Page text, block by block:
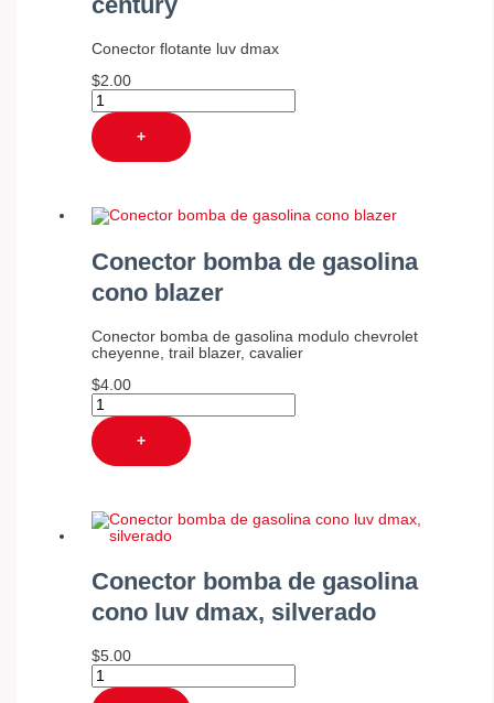
Conector flotante luv dmax
$2.00
+
Conector bomba de gasolina
cono blazer
Conector bomba de gasolina modulo chevrolet
cheyenne, trail blazer, cavalier
$4.00
+
Conector bomba de gasolina
cono luv dmax, silverado
$5.00